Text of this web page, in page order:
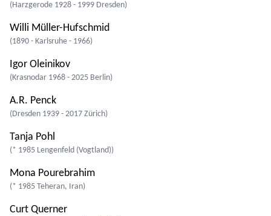
(Harzgerode 1928 - 1999 Dresden)
Willi Müller-Hufschmid
(1890 - Karlsruhe - 1966)
Igor Oleinikov
(Krasnodar 1968 - 2025 Berlin)
A.R. Penck
(Dresden 1939 - 2017 Zürich)
Tanja Pohl
(* 1985 Lengenfeld (Vogtland))
Mona Pourebrahim
(* 1985 Teheran, Iran)
Curt Querner